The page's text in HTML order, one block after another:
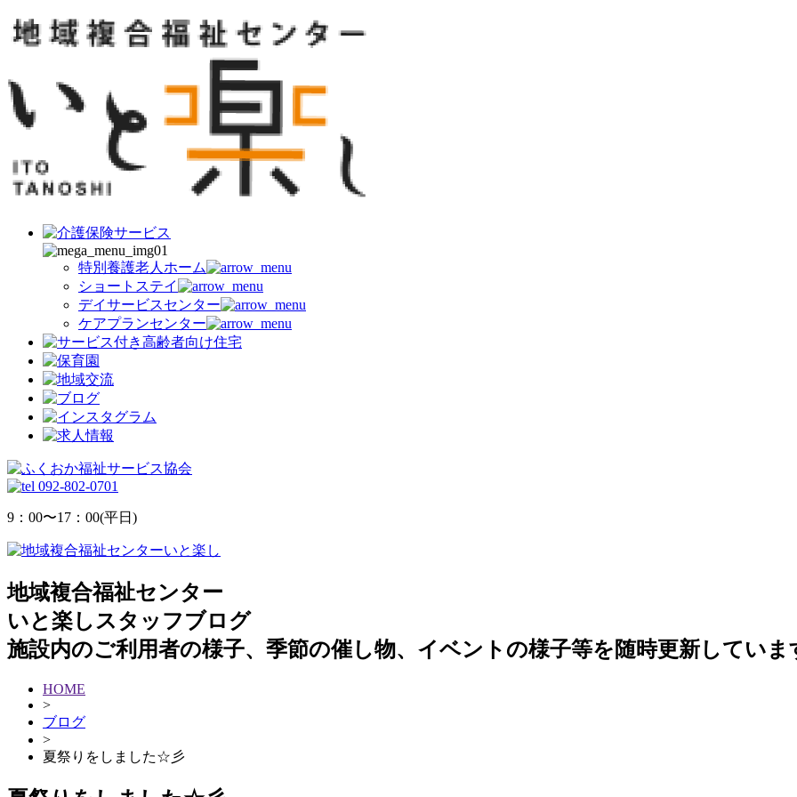
特別養護老人ホーム
ショートステイ
デイサービスセンター
ケアプランセンター
092-802-0701
9：00〜17：00(平日)
地域複合福祉センター
いと楽しスタッフブログ
施設内のご利用者の様子、季節の催し物、イベントの様子等を随時更新していま
HOME
>
ブログ
>
夏祭りをしました☆彡